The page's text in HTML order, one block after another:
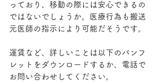
っており、移動の際には安心できるの
ではないでしょうか。医療行為も搬送
元医師の指示により可能だそうです。
運賃など、詳しいことは以下のパンフ
レットをダウンロードするか、電話で
お問い合わせしてください。